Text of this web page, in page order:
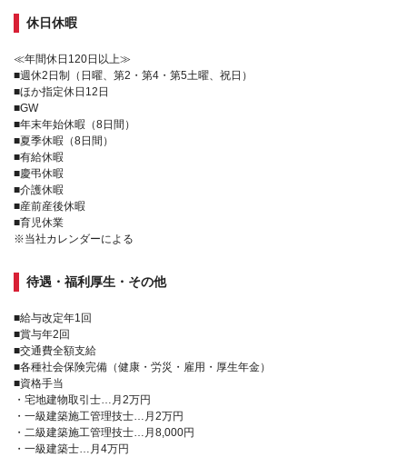
休日休暇
≪年間休日120日以上≫
■週休2日制（日曜、第2・第4・第5土曜、祝日）
■ほか指定休日12日
■GW
■年末年始休暇（8日間）
■夏季休暇（8日間）
■有給休暇
■慶弔休暇
■介護休暇
■産前産後休暇
■育児休業
※当社カレンダーによる
待遇・福利厚生・その他
■給与改定年1回
■賞与年2回
■交通費全額支給
■各種社会保険完備（健康・労災・雇用・厚生年金）
■資格手当
・宅地建物取引士…月2万円
・一級建築施工管理技士…月2万円
・二級建築施工管理技士…月8,000円
・一級建築士…月4万円